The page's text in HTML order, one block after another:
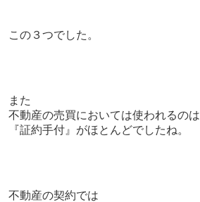
この３つでした。
また
不動産の売買においては使われるのは
『証約手付』がほとんどでしたね。
不動産の契約では